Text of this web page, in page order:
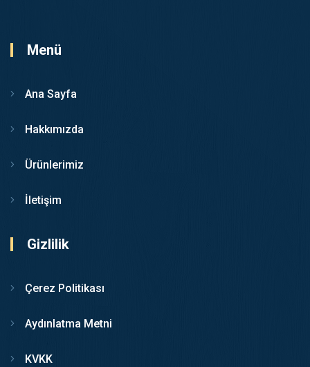
Menü
Ana Sayfa
Hakkımızda
Ürünlerimiz
İletişim
Gizlilik
Çerez Politikası
Aydınlatma Metni
KVKK